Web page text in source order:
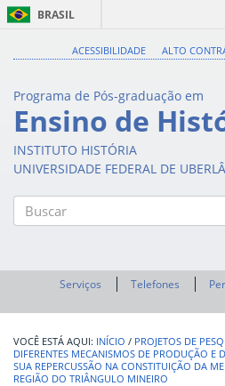
BRASIL
ACESSIBILIDADE ALTO
Programa de Pós-graduação em
Ensino de
INSTITUTO HISTÓRIA
UNIVERSIDADE FEDERAL DE
Serviços Telefones
INÍCIO / PROJETOS DE
DIFERENTES MECANISMOS DE PRODUÇÃO E
SUA REPERCUSSÃO NA CONSTITUIÇÃO DA
REGIÃO DO TRIÂNGULO MINEIRO